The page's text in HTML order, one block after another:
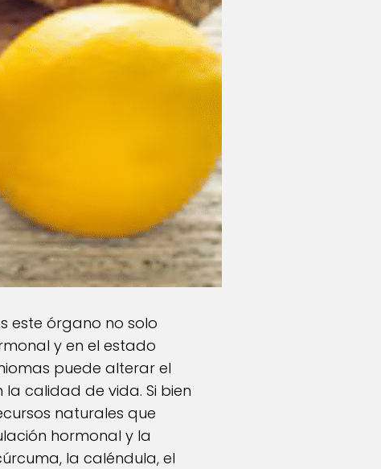
este órgano no solo
y en el estado
puede alterar el
calidad de vida. Si bien
naturales que
hormonal y la
la caléndula, el